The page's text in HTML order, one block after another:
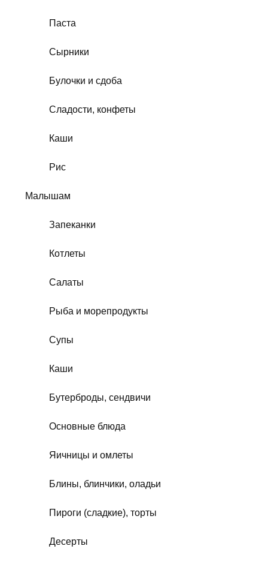
Паста
Сырники
Булочки и сдоба
Сладости, конфеты
Каши
Рис
Малышам
Запеканки
Котлеты
Салаты
Рыба и морепродукты
Супы
Каши
Бутерброды, сендвичи
Основные блюда
Яичницы и омлеты
Блины, блинчики, оладьи
Пироги (сладкие), торты
Десерты